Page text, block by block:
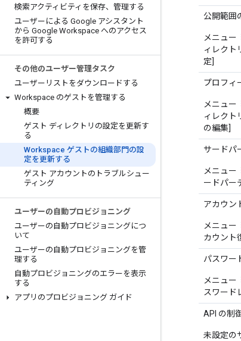
検索アクティビティを保存、管理する
ユーザーによる Google アシスタント
から Google Workspace へのアクセス
を許可する
その他のユーザー管理タスク
ユーザーリストをダウンロードする
Workspace のゲストを管理する
概要
ゲスト ディレクトリの設定を更新す
る
Workspace ゲストの組織部門の設
定を更新する
ゲスト アカウントのトラブルシュー
ティング
ユーザーの自動プロビジョニング
ユーザーの自動プロビジョニングにつ
いて
ユーザーの自動プロビジョニングを管
理する
自動プロビジョニングのエラーを表示
する
アプリのプロビジョニング ガイド
公開範囲
メニュー
ィレクト
定]
プロフィ
メニュー
ィレクト
の編集]
サードパ
メニュー
ードパー
アカウン
メニュー
カウント
パスワー
メニュー
スワード
API の制
未設定の